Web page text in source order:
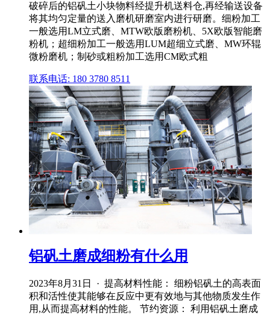
破碎后的铝矾土小块物料经提升机送料仓,再经输送设备
将其均匀定量的送入磨机研磨室内进行研磨。细粉加工
一般选用LM立式磨、MTW欧版磨粉机、5X欧版智能磨
粉机；超细粉加工一般选用LUM超细立式磨、MW环辊
微粉磨机；制砂或粗粉加工选用CM欧式粗
联系电话: 180 3780 8511
铝矾土磨成细粉有什么用
2023年8月31日 · 提高材料性能： 细粉铝矾土的高表面
积和活性使其能够在反应中更有效地与其他物质发生作
用,从而提高材料的性能。 节约资源： 利用铝矾土磨成